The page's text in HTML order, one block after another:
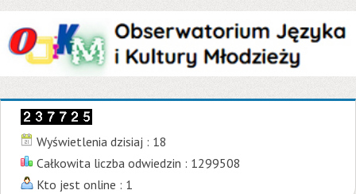
Wyświetlenia dzisiaj : 18
Całkowita liczba odwiedzin : 1299508
Kto jest online : 1